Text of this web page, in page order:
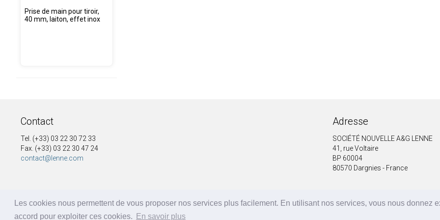
Les cookies nous permettent de vous proposer nos services plus facilement. En utilisant nos services, vous nous donnez
accord pour exploiter ces cookies.
En savoir plus
Prise de main pour tiroir,
40 mm, laiton, effet inox
Contact
Tel. (+33) 03 22 30 72 33
Fax. (+33) 03 22 30 47 24
contact@lenne.com
Adresse
SOCIÉTÉ NOUVELLE A&G LENNE
41, rue Voltaire
BP 60004
80570 Dargnies - France